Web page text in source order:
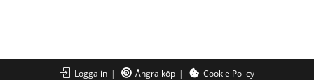
Logga in Ångra köp Cookie Policy